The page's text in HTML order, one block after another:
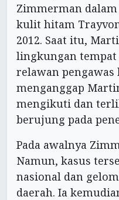
Zimmerman
kulit hitam
2012. Saat itu,
lingkungan
relawan
menganggap
mengikuti dan
berujung pada
Pada awalnya
Namun, kasus
nasional dan
daerah. Ia